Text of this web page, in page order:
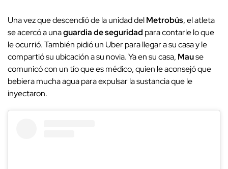
Una vez que descendió de la unidad delMetrobús, el atleta
se acercó a unaguardia de seguridad para contarle lo que
le ocurrió. También pidió un Uber para llegar a su casa y le
compartió su ubicación a su novia. Ya en su casa, Mause
comunicó con un tío que es médico, quien le aconsejó que
bebiera mucha agua para expulsar la sustancia que le
inyectaron.